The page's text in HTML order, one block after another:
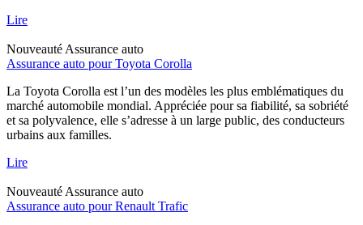
Lire
Nouveauté Assurance auto
Assurance auto pour Toyota Corolla
La Toyota Corolla est l’un des modèles les plus emblématiques du
marché automobile mondial. Appréciée pour sa fiabilité, sa sobriété
et sa polyvalence, elle s’adresse à un large public, des conducteurs
urbains aux familles.
Lire
Nouveauté Assurance auto
Assurance auto pour Renault Trafic